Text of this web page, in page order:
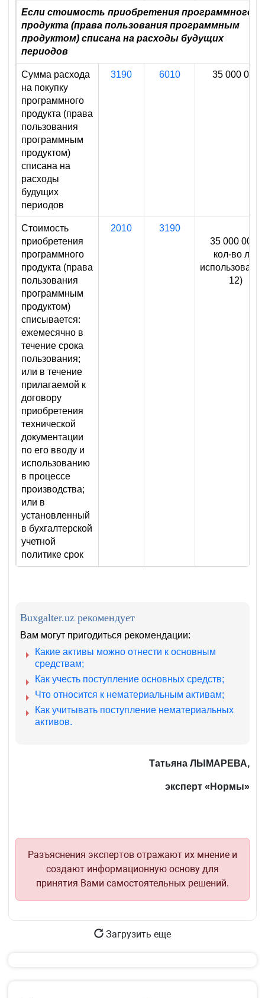
Если стоимость приобретения программного
продукта (права пользования программным
продуктом) списана на расходы будущих
периодов
Сумма расхода
на покупку
программного
продукта (права
пользования
программным
продуктом)
списана на
расходы
будущих
периодов
3190 6010 35 000 000
Стоимость
приобретения
программного
продукта (права
пользования
программным
продуктом)
списывается:
ежемесячно в
течение срока
пользования;
или в течение
прилагаемой к
договору
приобретения
технической
документации
по его вводу и
использованию
в процессе
производства;
или в
установленный
в бухгалтерской
учетной
политике срок
2010
3190
35 000 000 :
кол-во лет
12)
Buxgalter.uz рекомендует
Вам могут пригодиться рекомендации:
Какие активы можно отнести к основным
средствам;
Как учесть поступление основных средств;
Что относится к нематериальным активам;
Как учитывать поступление нематериальных
активов.
Татьяна ЛЫМАРЕВА,
эксперт «Нормы»
Разъяснения экспертов отражают их мнение и
создают информационную основу для
принятия Вами самостоятельных решений.
Загрузить еще